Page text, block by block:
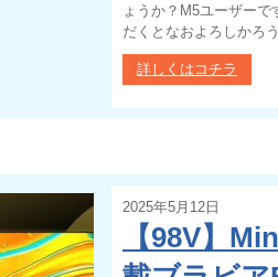
ょうか？M5ユーザー
だくとなおよろしかろ
詳しくはコチラ
2025年5月12日
【98V】